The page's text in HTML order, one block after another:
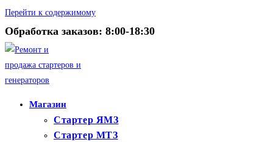
Перейти к содержимому
Обработка заказов: 8:00-18:30
Магазин
Стартер ЯМЗ
Стартер МТЗ